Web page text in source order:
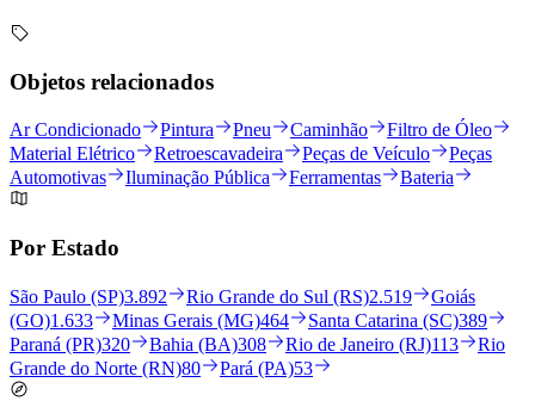
Objetos relacionados
Ar Condicionado Pintura Pneu Caminhão
Filtro de Óleo
Material Elétrico
Retroescavadeira Peças de Veículo
Peças
Automotivas
Iluminação Pública Ferramentas Bateria
Por Estado
São Paulo (SP)3.892 Rio Grande do Sul (RS)2.519
Goiás
(GO)1.633 Minas Gerais (MG)464 Santa Catarina (SC)389
Paraná (PR)320 Bahia (BA)308 Rio de Janeiro (RJ)113
Rio
Grande do Norte (RN)80 Pará (PA)53